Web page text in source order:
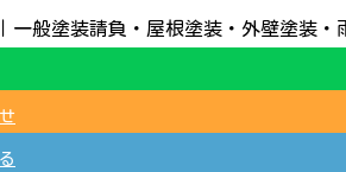
一般塗装請負・屋根塗装・外壁塗装・